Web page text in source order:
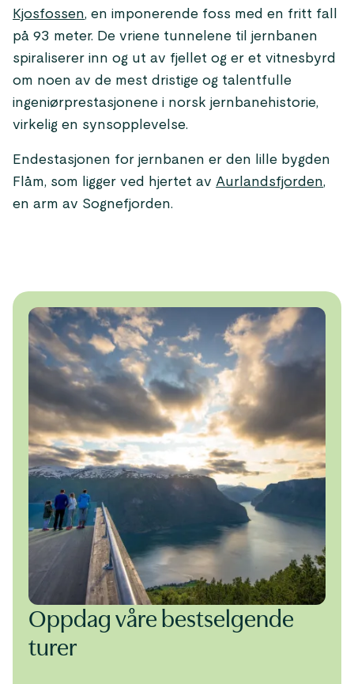
Kjosfossen, en imponerende foss med en fritt fall
på 93 meter. De vriene tunnelene til jernbanen
spiraliserer inn og ut av fjellet og er et vitnesbyrd
om noen av de mest dristige og talentfulle
ingeniørprestasjonene i norsk jernbanehistorie,
virkelig en synsopplevelse.
Endestasjonen for jernbanen er den lille bygden
Flåm, som ligger ved hjertet av Aurlandsfjorden,
en arm av Sognefjorden.
Oppdag våre bestselgende
turer